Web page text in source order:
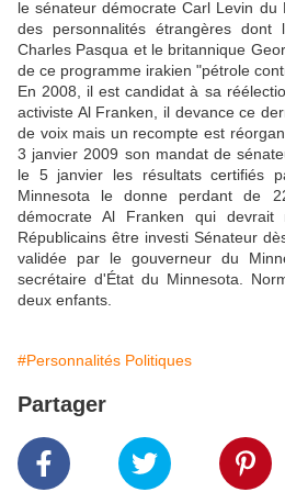
le sénateur démocrate Carl Levin du
des personnalités étrangères dont
Charles Pasqua et le britannique
de ce programme irakien "pétrole
En 2008, il est candidat à sa
activiste Al Franken, il devance ce
de voix mais un recompte est
3 janvier 2009 son mandat de
le 5 janvier les résultats certifiés
Minnesota le donne perdant de
démocrate Al Franken qui devrait
Républicains être investi Sénateur
validée par le gouverneur du
secrétaire d'État du Minnesota.
deux enfants.
#Personnalités Politiques
Partager